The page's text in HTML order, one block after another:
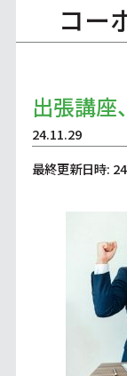
コー
出張講座
24.11.29
最終更新日時: